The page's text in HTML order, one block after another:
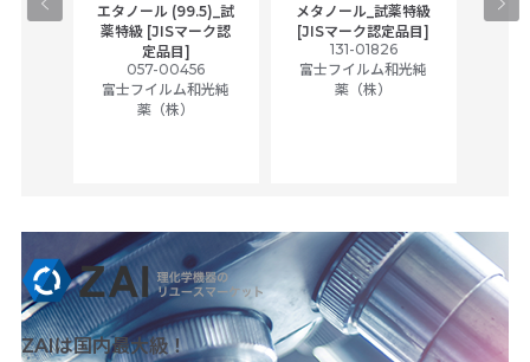
エタノール (99.5)_試
薬特級 [JISマーク認
定品目]
057-00456
富士フイルム和光純
薬（株）
メタノール_試薬特級
[JISマーク認定品目]
131-01826
富士フイルム和光純
薬（株）
ア
ZAIは国内最大級！